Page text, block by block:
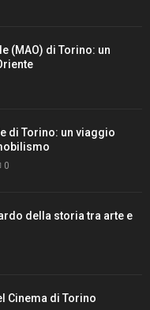
(MAO) di Torino: un
di Torino: un viaggio
0
della storia tra arte e
Cinema di Torino